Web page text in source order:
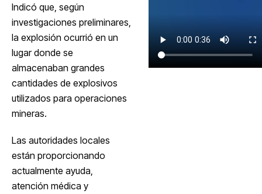
Indicó que, según
investigaciones preliminares,
la explosión ocurrió en un
lugar donde se
almacenaban grandes
cantidades de explosivos
utilizados para operaciones
mineras.
Las autoridades locales
están proporcionando
actualmente ayuda,
atención médica y